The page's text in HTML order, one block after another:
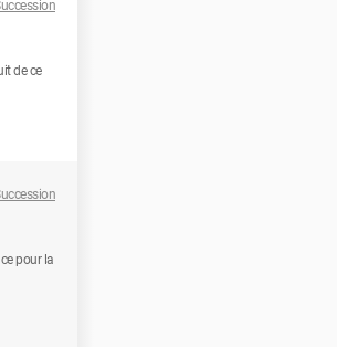
de ce
pour la